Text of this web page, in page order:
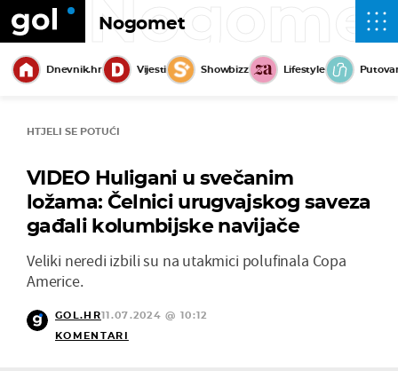
Nogomet
Dnevnik.hr Vijesti Showbizz Lifestyle
HTJELI SE POTUĆI
VIDEO Huligani u svečanim
ložama: Čelnici urugvajskog saveza
gađali kolumbijske navijače
Veliki neredi izbili su na utakmici polufinala Copa
Americe.
GOL.HR11.07.2024 @ 10:12
KOMENTARI